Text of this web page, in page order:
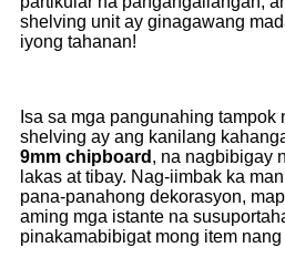
shelving unit ay ginagawang
iyong tahanan!
Isa sa mga pangunahing
shelving ay ang kanilang
9mm chipboard , na nagbibigay
lakas at tibay. Nag-iimbak ka
pana-panahong dekorasyon,
aming mga istante na
pinakamabibigat mong item